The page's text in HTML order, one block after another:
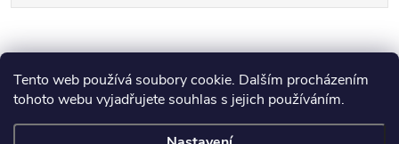
Tento web používá soubory cookie. Dalším procházením
tohoto webu vyjadřujete souhlas s jejich používáním.